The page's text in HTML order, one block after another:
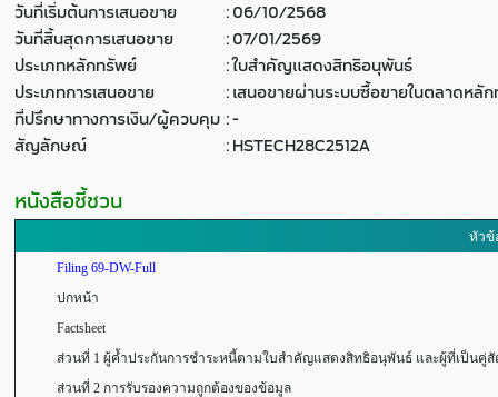
วันที่เริ่มต้นการเสนอขาย
:06/10/2568
วันที่สิ้นสุดการเสนอขาย
:07/01/2569
ประเภทหลักทรัพย์
:ใบสำคัญแสดงสิทธิอนุพันธ์
ประเภทการเสนอขาย
:เสนอขายผ่านระบบซื้อขายในตลาดหลั
ที่ปรึกษาทางการเงิน/ผู้ควบคุม :-
สัญลักษณ์
:HSTECH28C2512A
หนังสือชี้ชวน
หัวข้
Filing 69-DW-Full
ปกหน้า
Factsheet
ส่วนที่ 1 ผู้ค้ำประกันการชำระหนี้ตามใบสำคัญแสดงสิทธิอนุพันธ์ และผู้ที่เป็นคู่สั
ส่วนที่ 2 การรับรองความถูกต้องของข้อมูล